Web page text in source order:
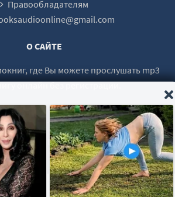
Правообладателям
О САЙТЕ
где Вы можете прослушать mp3
онлайн без регистрации.
online.com Все права защищены.